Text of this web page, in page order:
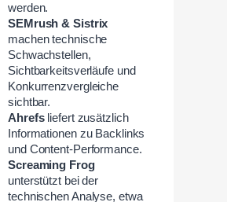
werden.
SEMrush & Sistrix
machen technische
Schwachstellen,
Sichtbarkeitsverläufe und
Konkurrenzvergleiche
sichtbar.
Ahrefsliefert zusätzlich
Informationen zu Backlinks
und Content-Performance.
Screaming Frog
unterstützt bei der
technischen Analyse, etwa